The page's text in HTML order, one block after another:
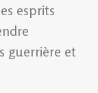
esprits
guerrière et